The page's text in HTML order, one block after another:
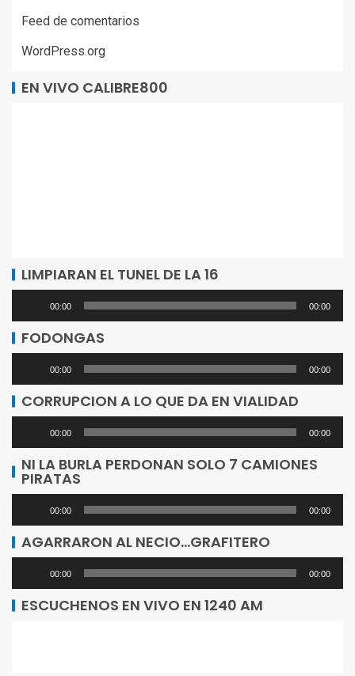
Feed de comentarios
WordPress.org
EN VIVO CALIBRE800
LIMPIARAN EL TUNEL DE LA 16
Reproductor
de
audio
00:00 00:00
FODONGAS
Reproductor
de
audio
00:00 00:00
CORRUPCION A LO QUE DA EN VIALIDAD
Reproductor
de
audio
00:00 00:00
NI LA BURLA PERDONAN SOLO 7 CAMIONES
PIRATAS
Reproductor
de
audio
00:00 00:00
AGARRARON AL NECIO…GRAFITERO
Reproductor
de
00:00 00:00
ESCUCHENOS EN VIVO EN 1240 AM